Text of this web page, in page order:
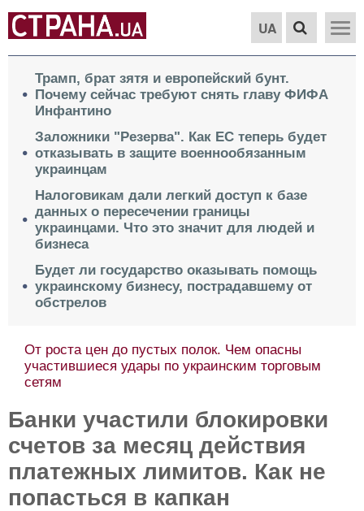
UA
Трамп, брат зятя и европейский бунт.
Почему сейчас требуют снять главу ФИФА
Инфантино
Заложники "Резерва". Как ЕС теперь будет
отказывать в защите военнообязанным
украинцам
Налоговикам дали легкий доступ к базе
данных о пересечении границы
украинцами. Что это значит для людей и
бизнеса
Будет ли государство оказывать помощь
украинскому бизнесу, пострадавшему от
обстрелов
От роста цен до пустых полок. Чем опасны
участившиеся удары по украинским торговым
сетям
Банки участили блокировки
счетов за месяц действия
платежных лимитов. Как не
попасться в капкан